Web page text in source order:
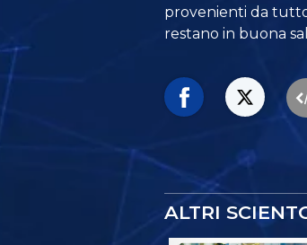
provenienti da
restano in buona
ALTRI